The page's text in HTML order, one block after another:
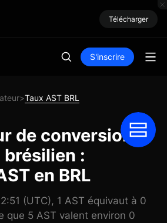
Télécharger
S'inscrire
>Taux AST BRL
de conversion
brésilien :
en BRL
(UTC), 1 AST équivaut à 0
que 5 AST valent environ 0